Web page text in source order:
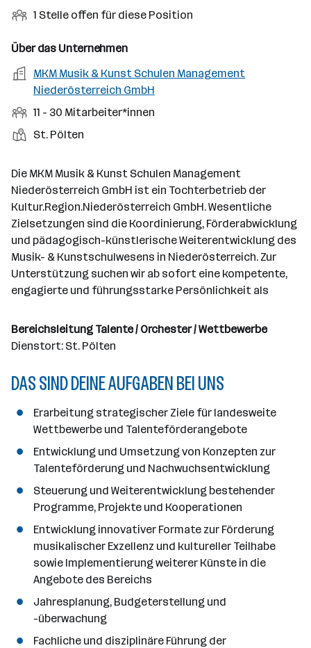
g
a
t
o
s
b
n
t
m
d
l
l
s
o
r
r
f
f
l
e
O
f
n
S
t
l
e
n
1 Stelle offen für diese Position
Über das Unternehmen
A
b
i
g
e
b
e
r
MKM Musik & Kunst Schulen Management
Niederösterreich GmbH
M
i
t
r
b
e
i
t
e
r
*
n
n
n
n
11 - 30 Mitarbeiter*innen
S
a
n
d
o
r
t
e
St. Pölten
Die MKM Musik & Kunst Schulen Management
Niederösterreich GmbH ist ein Tochterbetrieb der
Kultur.Region.Niederösterreich GmbH. Wesentliche
Zielsetzungen sind die Koordinierung, Förderabwicklung
und pädagogisch-künstlerische Weiterentwicklung des
Musik- & Kunstschulwesens in Niederösterreich. Zur
Unterstützung suchen wir ab sofort eine kompetente,
engagierte und führungsstarke Persönlichkeit als
Bereichsleitung Talente / Orchester / Wettbewerbe
Dienstort: St. Pölten
DAS SIND DEINE AUFGABEN BEI UNS
Erarbeitung strategischer Ziele für landesweite
Wettbewerbe und Talenteförderangebote
Entwicklung und Umsetzung von Konzepten zur
Talenteförderung und Nachwuchsentwicklung
Steuerung und Weiterentwicklung bestehender
Programme, Projekte und Kooperationen
Entwicklung innovativer Formate zur Förderung
musikalischer Exzellenz und kultureller Teilhabe
sowie Implementierung weiterer Künste in die
Angebote des Bereichs
Jahresplanung, Budgeterstellung und
-überwachung
Fachliche und disziplinäre Führung der